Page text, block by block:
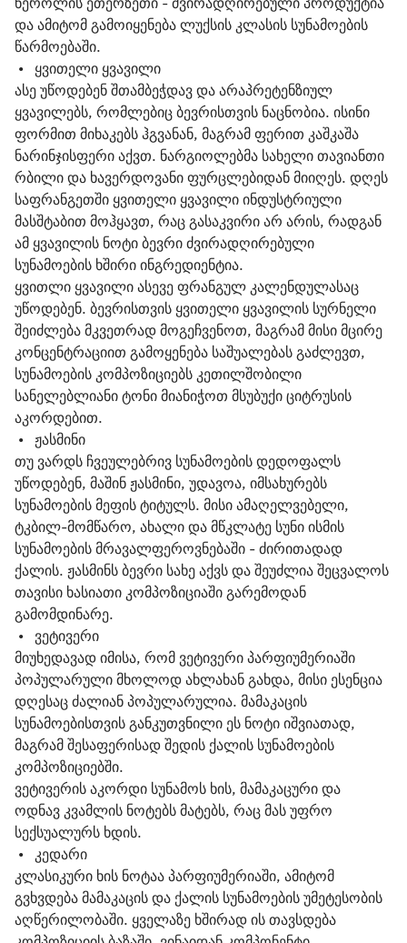
და ამიტომ გამოიყენება ლუქსის კლასის სუნამოების
წარმოებაში.
• ყვითელი ყვავილი
ასე უწოდებენ შთამბეჭდავ და არაპრეტენზიულ
ყვავილებს, რომლებიც ბევრისთვის ნაცნობია. ისინი
ფორმით მიხაკებს ჰგვანან, მაგრამ ფერით კაშკაშა
ნარინჯისფერი აქვთ. ნარგიოლებმა სახელი თავიანთი
რბილი და ხავერდოვანი ფურცლებიდან მიიღეს. დღეს
საფრანგეთში ყვითელი ყვავილი ინდუსტრიული
მასშტაბით მოჰყავთ, რაც გასაკვირი არ არის, რადგან
ამ ყვავილის ნოტი ბევრი ძვირადღირებული
სუნამოების ხშირი ინგრედიენტია.
ყვითლი ყვავილი ასევე ფრანგულ კალენდულასაც
უწოდებენ. ბევრისთვის ყვითელი ყვავილის სურნელი
შეიძლება მკვეთრად მოგეჩვენოთ, მაგრამ მისი მცირე
კონცენტრაციით გამოყენება საშუალებას გაძლევთ,
სუნამოების კომპოზიციებს კეთილშობილი
სანელებლიანი ტონი მიანიჭოთ მსუბუქი ციტრუსის
აკორდებით.
• ჟასმინი
თუ ვარდს ჩვეულებრივ სუნამოების დედოფალს
უწოდებენ, მაშინ ჟასმინი, უდავოა, იმსახურებს
სუნამოების მეფის ტიტულს. მისი ამაღელვებელი,
ტკბილ-მომწარო, ახალი და მწკლატე სუნი ისმის
სუნამოების მრავალფეროვნებაში - ძირითადად
ქალის. ჟასმინს ბევრი სახე აქვს და შეუძლია შეცვალოს
თავისი ხასიათი კომპოზიციაში გარემოდან
გამომდინარე.
• ვეტივერი
მიუხედავად იმისა, რომ ვეტივერი პარფიუმერიაში
პოპულარული მხოლოდ ახლახან გახდა, მისი ესენცია
დღესაც ძალიან პოპულარულია. მამაკაცის
სუნამოებისთვის განკუთვნილი ეს ნოტი იშვიათად,
მაგრამ შესაფერისად შედის ქალის სუნამოების
კომპოზიციებში.
ვეტივერის აკორდი სუნამოს ხის, მამაკაცური და
ოდნავ კვამლის ნოტებს მატებს, რაც მას უფრო
სექსუალურს ხდის.
• კედარი
კლასიკური ხის ნოტაა პარფიუმერიაში, ამიტომ
გვხვდება მამაკაცის და ქალის სუნამოების უმეტესობის
აღწერილობაში. ყველაზე ხშირად ის თავსდება